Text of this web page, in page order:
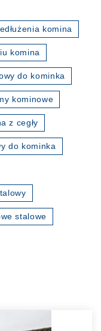
komina
komina
do kominka
kominowe
z cegły
do kominka
stalowe